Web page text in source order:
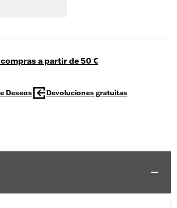
a partir de 50 €
Deseos Devoluciones gratuitas